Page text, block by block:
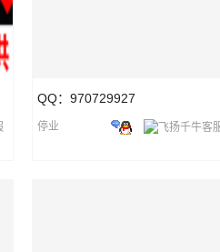
QQ：970729927
停业